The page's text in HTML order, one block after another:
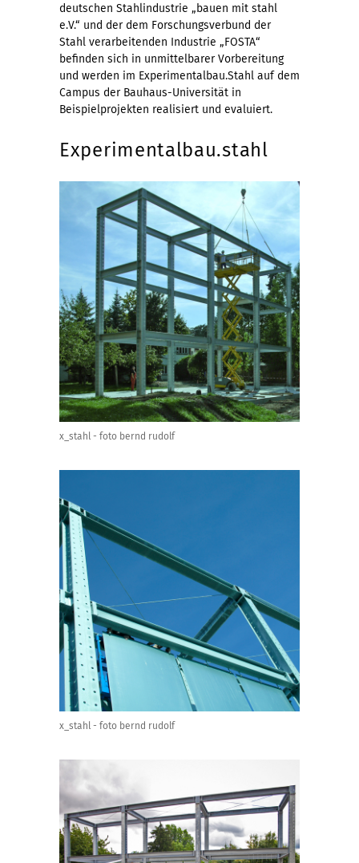
deutschen Stahlindustrie „bauen mit stahl
e.V.“ und der dem Forschungsverbund der
Stahl verarbeitenden Industrie „FOSTA“
befinden sich in unmittelbarer Vorbereitung
und werden im Experimentalbau.Stahl auf dem
Campus der Bauhaus-Universität in
Beispielprojekten realisiert und evaluiert.
Experimentalbau.stahl
x_stahl - foto bernd rudolf
x_stahl - foto bernd rudolf